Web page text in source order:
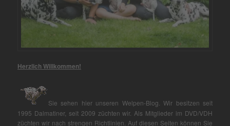
Herzlich Willkommen!
Sie sehen hier unseren Welpen-Blog. Wir besitzen seit
1995 Dalmatiner, seit 2009 züchten wir. Als Mitglieder im DVD/VDH
züchten wir nach strengen Richtlinien. Auf diesen Seiten können Sie